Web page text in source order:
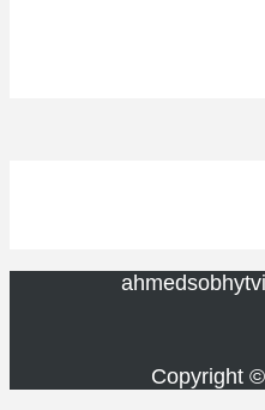
Copyright